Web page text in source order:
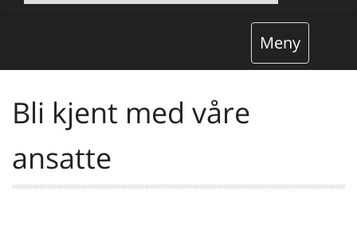
Meny
Bli kjent med våre
ansatte